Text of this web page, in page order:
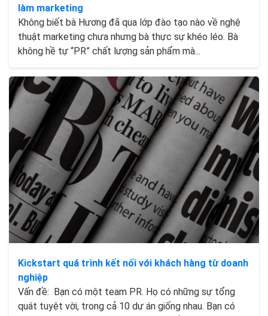
làm marketing
Không biết bà Hương đã qua lớp đào tạo nào về nghệ
thuật marketing chưa nhưng bà thực sự khéo léo. Bà
không hề tự “PR” chất lượng sản phẩm mà...
Kickstart quá trình kết nối với khách hàng từ doanh
nghiệp
Vấn đề: Bạn có một team PR. Họ có những sự tổng
quát tuyệt vời, trong cả 10 dự án giống nhau. Bạn có